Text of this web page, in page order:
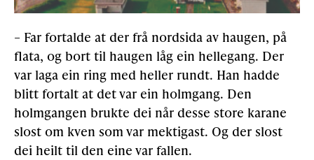
Gløymt passord Allereie medlem?Logg inn
– Far fortalde at der frå nordsida av haugen, på
flata, og bort til haugen låg ein hellegang. Der
var laga ein ring med heller rundt. Han hadde
blitt fortalt at det var ein holmgang. Den
holmgangen brukte dei når desse store karane
slost om kven som var mektigast. Og der slost
dei heilt til den eine var fallen.